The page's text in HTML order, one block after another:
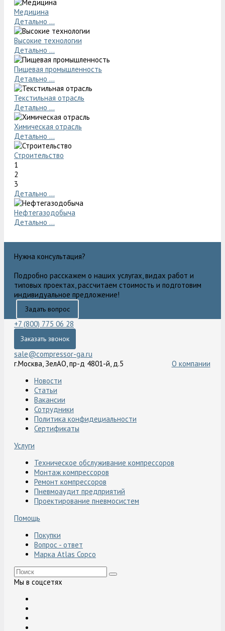
Медицина
Детально ...
Высокие технологии
Детально ...
Пищевая промышленность
Детально ...
Текстильная отрасль
Детально ...
Химическая отрасль
Детально ...
Строительство
1
2
3
Детально ...
Нефтегазодобыча
Детально ...
Нужна консультация?
Подробно расскажем о наших услугах, видах работ и
типовых проектах, рассчитаем стоимость и подготовим
индивидуальное предложение!
Задать вопрос
+7 (800) 775 06 28
Заказать звонок
sale@compressor-ga.ru
г.Москва, ЗелАО, пр-д 4801-й, д.5
О компании
Новости
Статьи
Вакансии
Сотрудники
Политика конфидециальности
Сертификаты
Услуги
Техническое обслуживание компрессоров
Монтаж компрессоров
Ремонт компрессоров
Пневмоаудит предприятий
Проектирование пневмосистем
Помощь
Покупки
Вопрос - ответ
Марка Atlas Copco
Мы в соцсетях